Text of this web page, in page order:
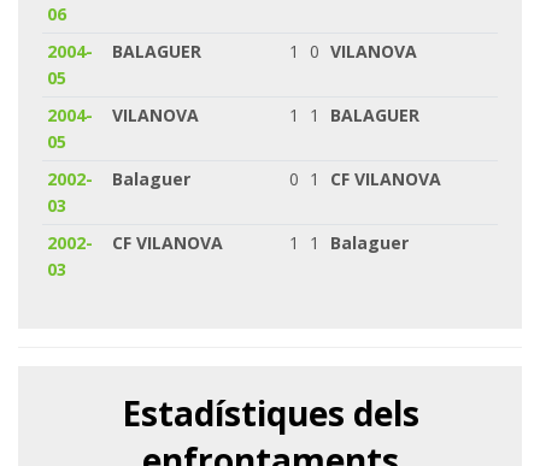
06
2004-
05
BALAGUER 1 0 VILANOVA
2004-
05
VILANOVA 1 1 BALAGUER
2002-
03
Balaguer 0 1 CF VILANOVA
2002-
03
CF VILANOVA 1 1 Balaguer
Estadístiques dels